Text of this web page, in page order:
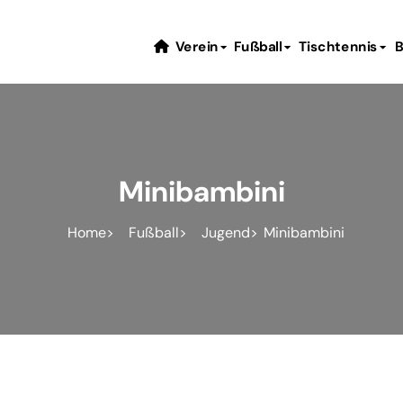
Verein Fußball Tischtennis
Minibambini
Home Fußball Jugend Minibambini